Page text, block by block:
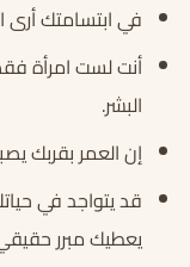
في ابتسامتك أرى
أنت لست امرأة
البشر.
إن العمر بقربك
قد يتواجد في
يعطيك مبرر